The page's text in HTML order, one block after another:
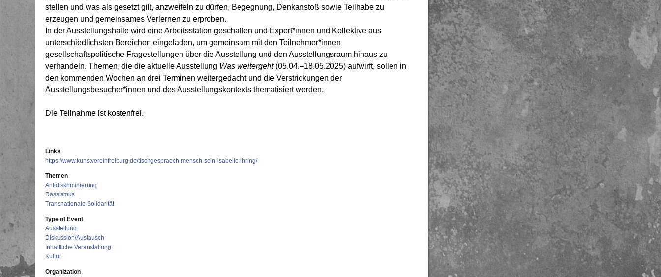
stellen und was als gesetzt gilt, anzweifeln zu dürfen, Begegnung, Denkanstoß sowie Teilhabe zu
erzeugen und gemeinsames Verlernen zu erproben.
In der Ausstellungshalle wird eine Arbeitsstation geschaffen und Expert*innen und Kollektive aus
unterschiedlichsten Bereichen eingeladen, um gemeinsam mit den Teilnehmer*innen
gesellschaftspolitische Fragestellungen über die Ausstellung und den Ausstellungsraum hinaus zu
verhandeln. Themen, die die aktuelle Ausstellung Was weitergeht(05.04.–18.05.2025) aufwirft, sollen in
den kommenden Wochen an drei Terminen weitergedacht und die Verstrickungen der
Ausstellungsbesucher*innen und des Ausstellungskontexts thematisiert werden.
Die Teilnahme ist kostenfrei.
Links
https://www.kunstvereinfreiburg.de/tischgespraech-mensch-sein-isabelle-ihring/
Themen
Antidiskriminierung
Rassismus
Transnationale Solidarität
Type of Event
Ausstellung
Diskussion/Austausch
Inhaltliche Veranstaltung
Kultur
Organization